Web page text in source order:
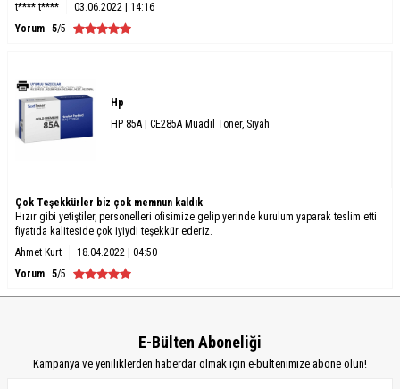
t**** t****
03.06.2022 | 14:16
Yorum 5/5
Hp
HP 85A | CE285A Muadil Toner, Siyah
Çok Teşekkürler biz çok memnun kaldık
Hızır gibi yetiştiler, personelleri ofisimize gelip yerinde kurulum yaparak teslim etti
fiyatıda kaliteside çok iyiydi teşekkür ederiz.
Ahmet Kurt
18.04.2022 | 04:50
Yorum 5/5
E-Bülten Aboneliği
Kampanya ve yeniliklerden haberdar olmak için e-bültenimize abone olun!